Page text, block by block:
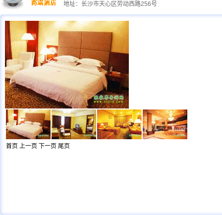
地址：长沙市天心区劳动西路256号
首页 上一页 下一页 尾页